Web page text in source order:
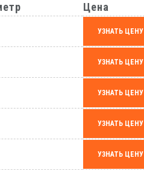
Цена
УЗНАТЬ ЦЕНУ
УЗНАТЬ ЦЕНУ
УЗНАТЬ ЦЕНУ
УЗНАТЬ ЦЕНУ
УЗНАТЬ ЦЕНУ